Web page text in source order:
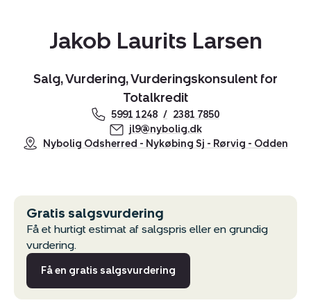
Jakob Laurits Larsen
Salg, Vurdering, Vurderingskonsulent for
Totalkredit
5991 1248
2381 7850
jl9@nybolig.dk
Nybolig Odsherred - Nykøbing Sj - Rørvig - Odden
Gratis salgsvurdering
Få et hurtigt estimat af salgspris eller en grundig
vurdering.
Få en gratis salgsvurdering
Kopier link
Del via mail